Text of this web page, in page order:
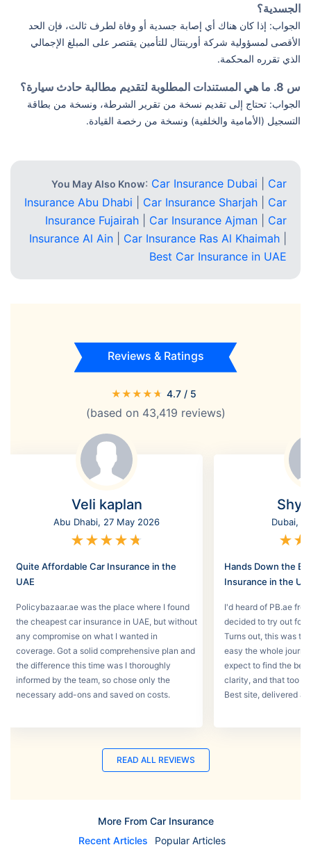
الجسدية؟
الجواب: إذا كان هناك أي إصابة جسدية أو وفاة لطرف ثالث، فإن الحد
الأقصى لمسؤولية شركة أورينتال للتأمين يقتصر على المبلغ الإجمالي
الذي تقرره المحكمة.
س 8. ما هي المستندات المطلوبة لتقديم مطالبة حادث سيارة؟
الجواب: تحتاج إلى تقديم نسخة من تقرير الشرطة، ونسخة من بطاقة
التسجيل (الأمامية والخلفية) ونسخة من رخصة القيادة.
You May Also Know: Car Insurance Dubai
Car
Insurance Abu Dhabi
Car Insurance Sharjah
Car
Insurance Fujairah
Car Insurance Ajman
Car
Insurance Al Ain
Car Insurance Ras Al Khaimah
Best Car Insurance in UAE
Reviews & Ratings
★★★★★ 4.7 / 5
(based on 43,419 reviews)
Veli kaplan
Abu Dhabi, 27 May 2026
★★★★★
Quite Affordable Car Insurance in the
UAE
Policybazaar.ae was the place where I found
the cheapest car insurance in UAE, but without
any compromise on what I wanted in
coverage. Got a solid comprehensive plan and
the difference this time was I thoroughly
informed by the team, so chose only the
necessary add-ons and saved on costs.
Dubai,
★★
Hands Down the
Insurance in the
I'd heard of PB.ae
decided to try out for
Turns out, this was
easy the whole
expect to find the
clarity, and that too
Best site, delivered a
READ ALL REVIEWS
More From Car Insurance
Recent Articles
Popular Articles